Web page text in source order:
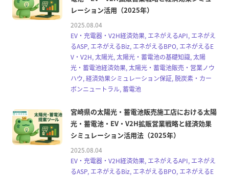
レーション活用（2025年）
2025.08.04
EV・充電器・V2H経済効果, エネがえるAPI, エネがえ
るASP, エネがえるBiz, エネがえるBPO, エネがえるE
V・V2H, 太陽光, 太陽光・蓄電池の基礎知識, 太陽
光・蓄電池経済効果, 太陽光・蓄電池販売・営業ノウ
ハウ, 経済効果シミュレーション保証, 脱炭素・カー
ボンニュートラル, 蓄電池
宮崎県の太陽光・蓄電池販売施工店における太陽
光・蓄電池・EV・V2H拡販営業戦略と経済効果
シミュレーション活用法（2025年）
2025.08.04
EV・充電器・V2H経済効果, エネがえるAPI, エネがえ
るASP, エネがえるBiz, エネがえるBPO, エネがえるE